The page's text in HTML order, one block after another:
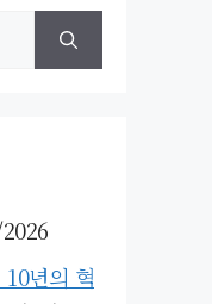
년의 혁